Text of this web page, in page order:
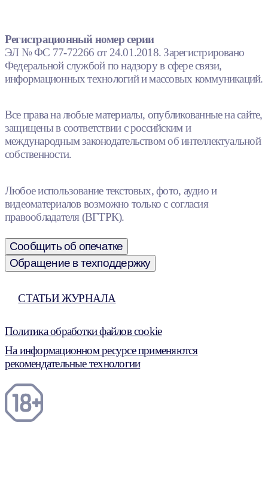
Регистрационный номер серии
ЭЛ № ФС 77-72266 от 24.01.2018. Зарегистрировано
Федеральной службой по надзору в сфере связи,
информационных технологий и массовых коммуникаций.
Все права на любые материалы, опубликованные на сайте,
защищены в соответствии с российским и
международным законодательством об интеллектуальной
собственности.
Любое использование текстовых, фото, аудио и
видеоматериалов возможно только с согласия
правообладателя (ВГТРК).
Сообщить об опечатке
Обращение в техподдержку
СТАТЬИ ЖУРНАЛА
Политика обработки файлов cookie
На информационном ресурсе применяются
рекомендательные технологии